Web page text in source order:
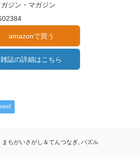
ジン・マガジン
amazonで買う
雑誌の詳細はこちら
まちがいさがし＆てんつなぎ, パズル